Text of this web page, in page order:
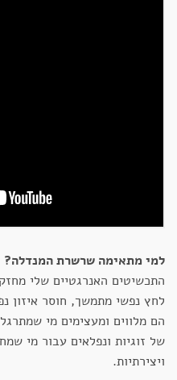
למי מתאימה שרשרת המנדלה?
התכשיטים האנרגטיים שלי
לחץ נפשי מתמשך, חוסר איזון
הם מלווים ומעצימים מי
של זוגיות ונפלאים עבור מי
ויצירתיות.